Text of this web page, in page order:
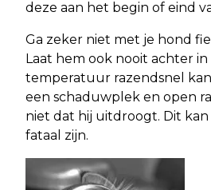
deze aan het begin of eind
Ga zeker niet met je hond
Laat hem ook nooit achter
temperatuur razendsnel
een schaduwplek en open
niet dat hij uitdroogt. Dit
fataal zijn.